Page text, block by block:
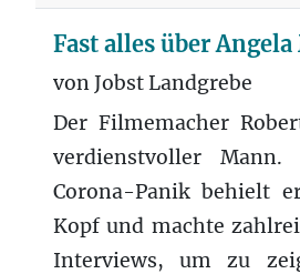
Fast alles über
von Jobst Landgrebe
Der Filmemacher
verdienstvoller Mann.
Corona-Panik behielt
Kopf und machte
Interviews, um zu